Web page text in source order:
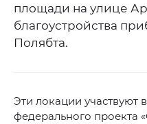
площади на улице
благоустройства
Полябта.
Эти локации участвуют
федерального проекта